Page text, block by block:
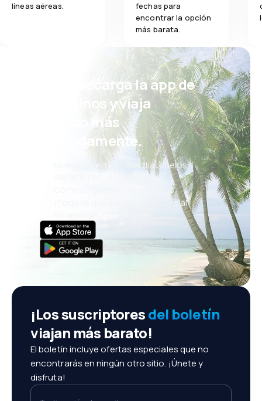
líneas aéreas.
fechas para
encontrar la opción
más barata.
¡Eh! Descarga la app de
eDestinos y viaja
incluso más
cómodamente.
Nuevas ofertas cada día: vuelos,
vacaciones, escapadas
Cómoda gestión de reservas
¡Todo lo que importa, siempre al
¡Los suscriptoresdel boletín
viajan más barato!
El boletín incluye ofertas especiales que no
encontrarás en ningún otro sitio. ¡Únete y
disfruta!
Tu dirección de email